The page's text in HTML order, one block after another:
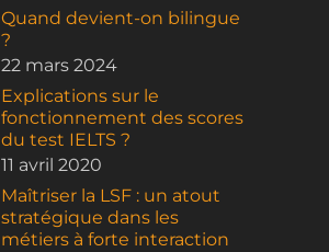
Quand devient-on bilingue
?
22 mars 2024
Explications sur le
fonctionnement des scores
du test IELTS ?
11 avril 2020
Maîtriser la LSF : un atout
stratégique dans les
métiers à forte interaction